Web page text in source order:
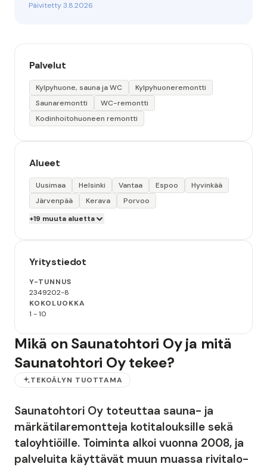
Päivitetty 3.8.2026
Palvelut
Kylpyhuone, sauna ja WC
Kylpyhuoneremontti
Saunaremontti
WC-remontti
Kodinhoitohuoneen remontti
Alueet
Uusimaa Helsinki Vantaa Espoo
Hyvinkää
Järvenpää
Kerava
Porvoo
+19 muuta aluetta
Yritystiedot
Y-TUNNUS
2349202-8
KOKOLUOKKA
1 - 10
Mikä on Saunatohtori Oy ja mitä
Saunatohtori Oy tekee?
TEKOÄLYN TUOTTAMA
Saunatohtori Oy toteuttaa sauna- ja
märkätilaremontteja kotitalouksille sekä
taloyhtiöille. Toiminta alkoi vuonna 2008, ja
palveluita käyttävät muun muassa rivitalo-